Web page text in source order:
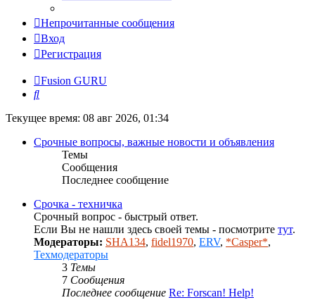
Непрочитанные сообщения
Вход
Регистрация
Fusion GURU
Поиск
Текущее время: 08 авг 2026, 01:34
Срочные вопросы, важные новости и объявления
Темы
Сообщения
Последнее сообщение
Срочка - техничка
Срочный вопрос - быстрый ответ.
Если Вы не нашли здесь своей темы - посмотрите тут.
Модераторы: SHA134, fidel1970, ERV, *Casper*,
Техмодераторы
3 Темы
7 Сообщения
Последнее сообщение Re: Forscan! Help!